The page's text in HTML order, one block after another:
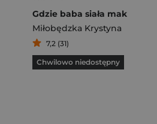
Gdzie baba siała mak
Miłobędzka Krystyna
7,2 (31)
Chwilowo niedostępny